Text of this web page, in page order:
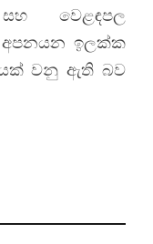
වෙළඳපල
අපනයන ඉලක්ක
වනු ඇති බව